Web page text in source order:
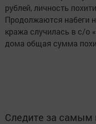
рублей, личность
Продолжаются набеги
кража случилась в с/о
дома общая сумма
Следите за